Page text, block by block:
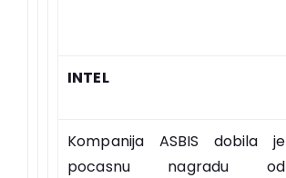
INTEL
Kompanija ASBIS dobila je
pocasnu nagradu od